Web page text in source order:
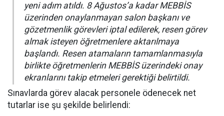
yeni adım atıldı. 8 Ağustos’a kadar MEBBİS
üzerinden onaylanmayan salon başkanı ve
gözetmenlik görevleri iptal edilerek, resen görev
almak isteyen öğretmenlere aktarılmaya
başlandı. Resen atamaların tamamlanmasıyla
birlikte öğretmenlerin MEBBİS üzerindeki onay
ekranlarını takip etmeleri gerektiği belirtildi.
Sınavlarda görev alacak personele ödenecek net
tutarlar ise şu şekilde belirlendi: